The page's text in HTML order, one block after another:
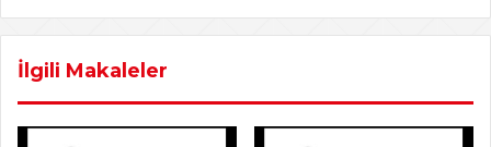
İlgili Makaleler